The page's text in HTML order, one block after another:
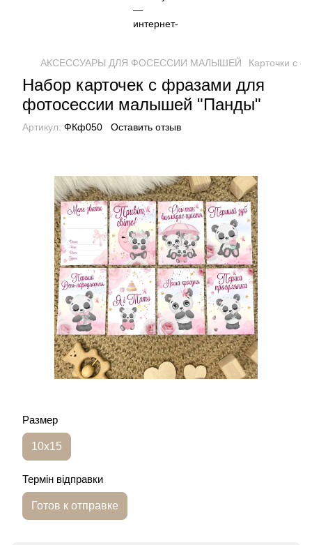
АКСЕССУАРЫ ДЛЯ ФОСЕССИИ МАЛЫШЕЙ Карточки с
Набор карточек с фразами для
фотосессии малышей "Панды"
Артикул: ФКф050 Оставить отзыв
Размер
10х15
Термін відправки
Готов к отправке